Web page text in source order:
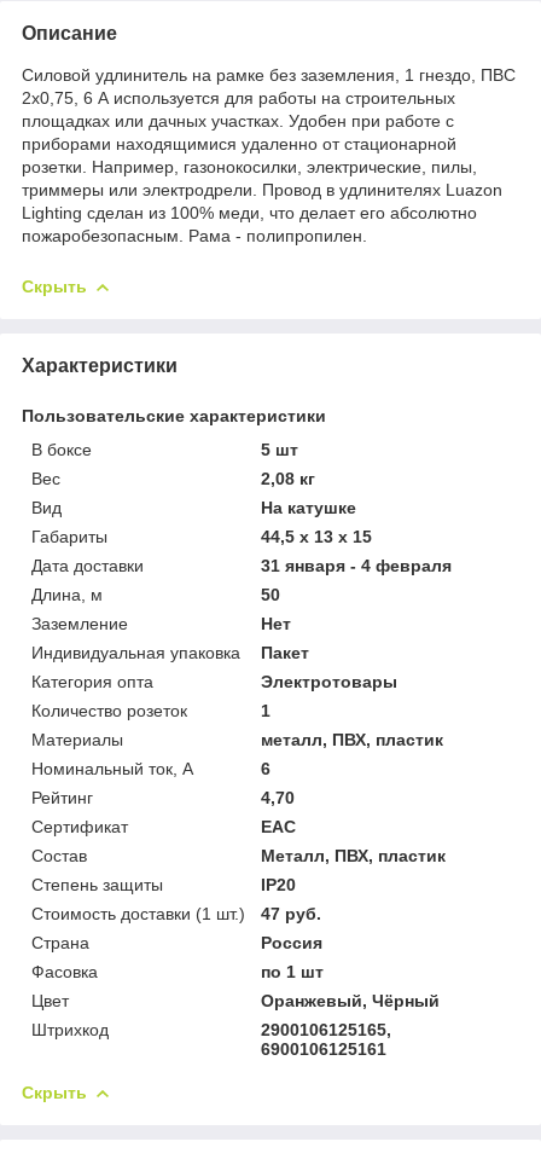
Описание
Силовой удлинитель на рамке без заземления, 1 гнездо, ПВС
2х0,75, 6 А используется для работы на строительных
площадках или дачных участках. Удобен при работе с
приборами находящимися удаленно от стационарной
розетки. Например, газонокосилки, электрические, пилы,
триммеры или электродрели. Провод в удлинителях Luazon
Lighting сделан из 100% меди, что делает его абсолютно
пожаробезопасным. Рама - полипропилен.
Скрыть
Характеристики
Пользовательские характеристики
В боксе
5 шт
Вес
2,08 кг
Вид
На катушке
Габариты
44,5 x 13 x 15
Дата доставки
31 января - 4 февраля
Длина, м
50
Заземление
Нет
Индивидуальная упаковка
Пакет
Категория опта
Электротовары
Количество розеток
1
Материалы
металл, ПВХ, пластик
Номинальный ток, А
6
Рейтинг
4,70
Сертификат
ЕАС
Состав
Металл, ПВХ, пластик
Степень защиты
IP20
Стоимость доставки (1 шт.)
47 руб.
Страна
Россия
Фасовка
по 1 шт
Цвет
Оранжевый, Чёрный
Штрихкод
2900106125165,
6900106125161
Скрыть